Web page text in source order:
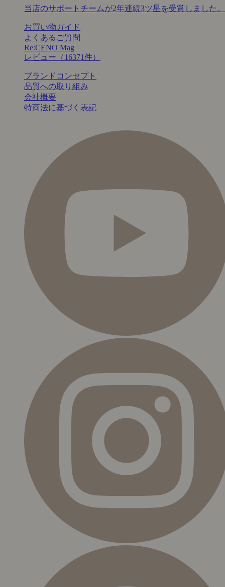
当店のサポートチームが2年連続3ツ星を受賞しました。
お買い物ガイド
よくあるご質問
Re:CENO Mag
レビュー（16371件）
ブランドコンセプト
品質への取り組み
会社概要
特商法に基づく表記